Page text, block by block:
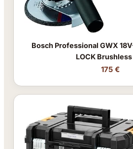
Bosch Professional GWX
LOCK Brushless
175 €